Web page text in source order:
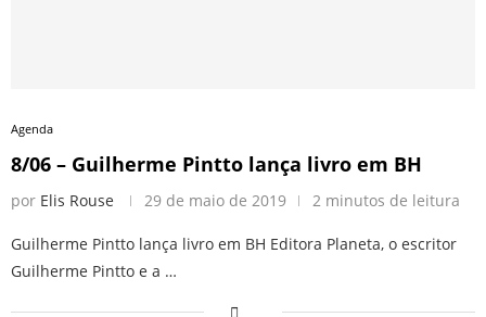
Agenda
8/06 – Guilherme Pintto lança livro em BH
por Elis Rouse 29 de maio de 2019 2 minutos de leitura
Guilherme Pintto lança livro em BH Editora Planeta, o escritor
Guilherme Pintto e a …